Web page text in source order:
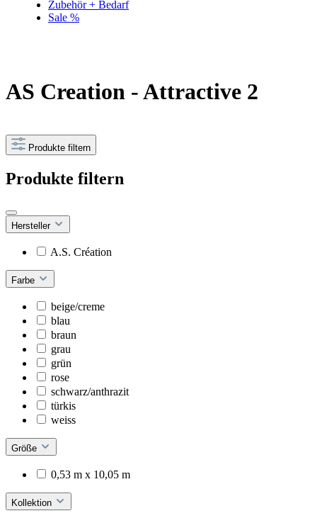
Zubehör + Bedarf
Sale %
AS Creation - Attractive 2
Produkte filtern
Produkte filtern
Hersteller
A.S. Création
Farbe
beige/creme
blau
braun
grau
grün
rose
schwarz/anthrazit
türkis
weiss
Größe
0,53 m x 10,05 m
Kollektion